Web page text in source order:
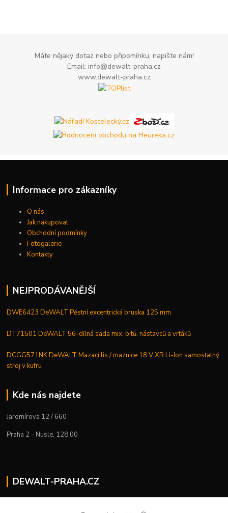
Máte nějaký dotaz nebo připomínku, napište nám!
Email: info@dewalt-praha.cz
www.dewalt-praha.cz
Informace pro zákazníky
O nás
Jak nakupovat
Obchodní podmínky
Fotogalerie
Kontakty
NEJPRODÁVANĚJŠÍ
DWE6423 DeWALT Pěstní excentrická bruska 125 mm
DT71501 DeWALT 56-dílná sada mix, bitů, nástavců a vrtáků
DCGG571NK DeWALT Mazací lis / maznice 18 V XR Li-Ion samostatný
stroj v kufru
Kde nás najdete
Jaromírova 12 / 660
Praha 2 - Nusle, 128 00
DEWALT-PRAHA.CZ